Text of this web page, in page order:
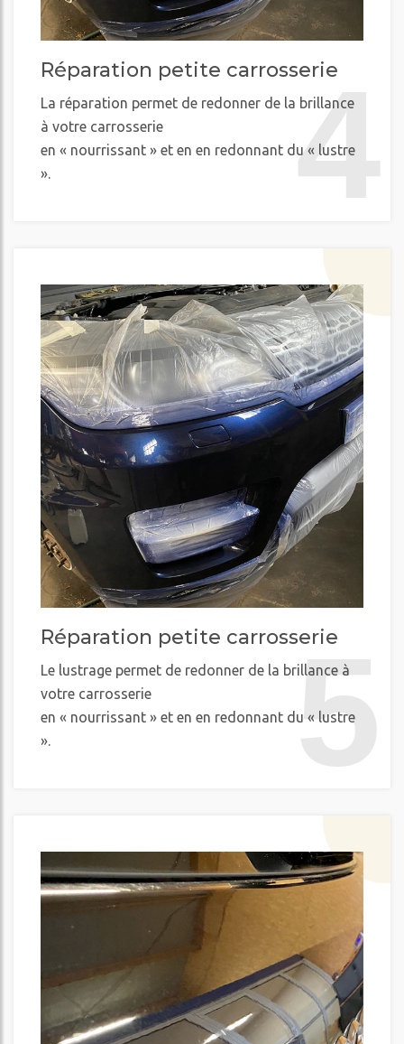
4
Réparation petite carrosserie
La réparation permet de redonner de la brillance
à votre carrosserie
en « nourrissant » et en en redonnant du « lustre
».
5
Réparation petite carrosserie
Le lustrage permet de redonner de la brillance à
votre carrosserie
en « nourrissant » et en en redonnant du « lustre
».